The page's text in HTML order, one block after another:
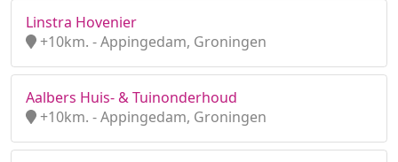
Linstra Hovenier
+10km. - Appingedam, Groningen
Aalbers Huis- & Tuinonderhoud
+10km. - Appingedam, Groningen